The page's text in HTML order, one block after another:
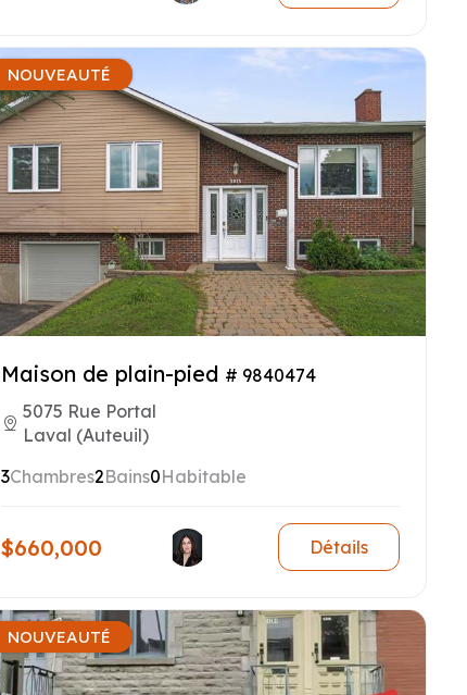
NOUVEAUTÉ
Maison de plain-pied # 9840474
5075 Rue Portal
Laval (Auteuil)
3Chambres2Bains0Habitable
$660,000 Détails
NOUVEAUTÉ